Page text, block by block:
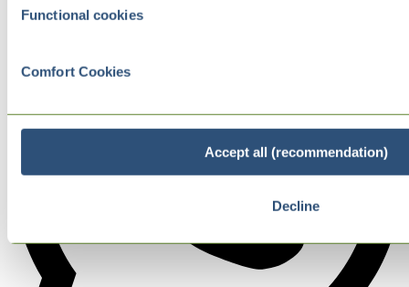
Functional cookies
Comfort Cookies
Accept all (recommendation)
Decline